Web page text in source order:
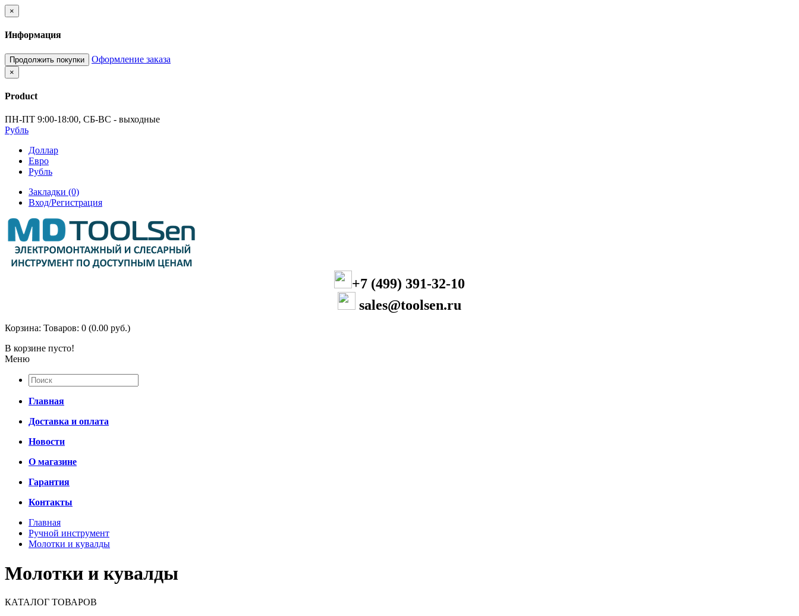
×
Информация
Продолжить покупки Оформление заказа
×
Product
ПН-ПТ 9:00-18:00, СБ-ВС - выходные
Рубль
Доллар
Евро
Рубль
Закладки (0)
Вход/Регистрация
+7 (499) 391-32-10
sales@toolsen.ru
Корзина: Товаров: 0 (0.00 руб.)
В корзине пусто!
Меню
Главная
Доставка и оплата
Новости
О магазине
Гарантия
Контакты
Главная
Ручной инструмент
Молотки и кувалды
Молотки и кувалды
КАТАЛОГ ТОВАРОВ